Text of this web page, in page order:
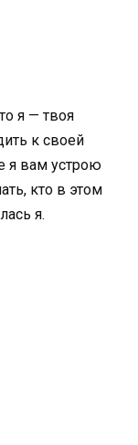
я — твоя
к своей
я вам устрою
кто в этом
я.